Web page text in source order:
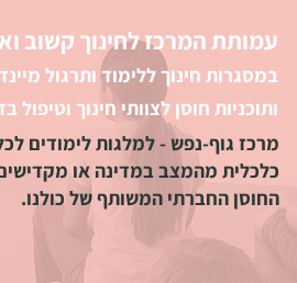
עמותת המרכז לחינוך קשוב
במסגרות חינוך ללימוד ותרגול
ותוכניות חוסן לצוותי חינוך וטיפול
מרכז גוף-נפש -למלגות לימודים
כלכלית מהמצב במדינה או
החוסן החברתי המשותף של כולנו.